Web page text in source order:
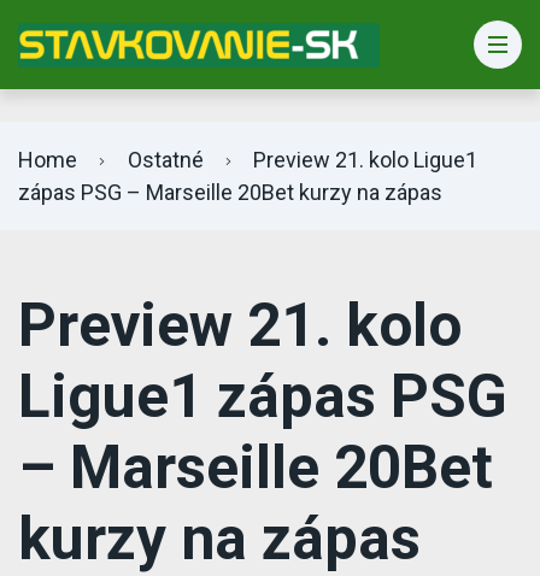
Home Ostatné
Preview 21. kolo Ligue1
zápas PSG – Marseille 20Bet kurzy na zápas
Preview 21. kolo
Ligue1 zápas PSG
– Marseille 20Bet
kurzy na zápas
Bet365 info